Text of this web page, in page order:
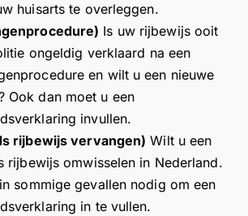
huisarts te overleggen.
) Is uw rijbewijs ooit
ongeldig verklaard na een
en wilt u een nieuwe
Ook dan moet u een
invullen.
rijbewijs vervangen) Wilt u een
rijbewijs omwisselen in Nederland.
sommige gevallen nodig om een
in te vullen.